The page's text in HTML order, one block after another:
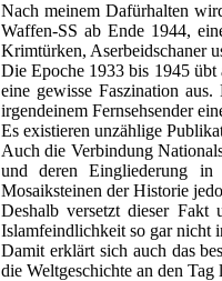
Nach meinem Dafürhalten
Waffen-SS ab Ende 1944,
Krimtürken, Aserbeidschaner
Die Epoche 1933 bis 1945 übt
eine gewisse Faszination
irgendeinem Fernsehsender
Es existieren unzählige
Auch die Verbindung
und deren Eingliederung in
Mosaiksteinen der Historie
Deshalb versetzt dieser Fakt
Islamfeindlichkeit so gar nicht
Damit erklärt sich auch das
die Weltgeschichte an den Tag